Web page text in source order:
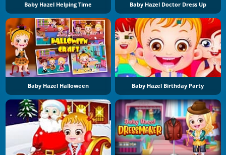
Baby Hazel Helping Time Baby Hazel Doctor Dress Up
Baby Hazel Halloween Baby Hazel Birthday Party